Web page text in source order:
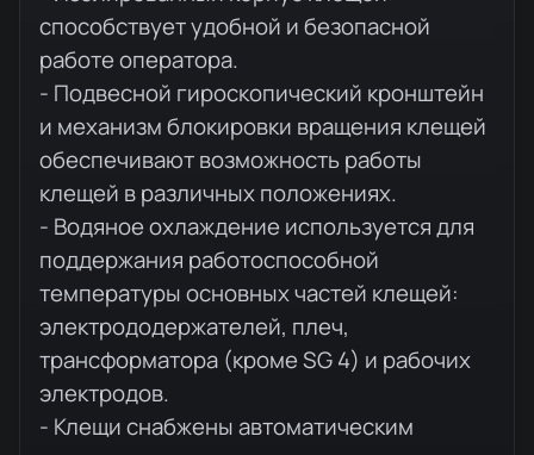
способствует удобной и безопасной
работе оператора.
- Подвесной гироскопический кронштейн
и механизм блокировки вращения клещей
обеспечивают возможность работы
клещей в различных положениях.
- Водяное охлаждение используется для
поддержания работоспособной
температуры основных частей клещей:
электрододержателей, плеч,
трансформатора (кроме SG 4) и рабочих
электродов.
- Клещи снабжены автоматическим